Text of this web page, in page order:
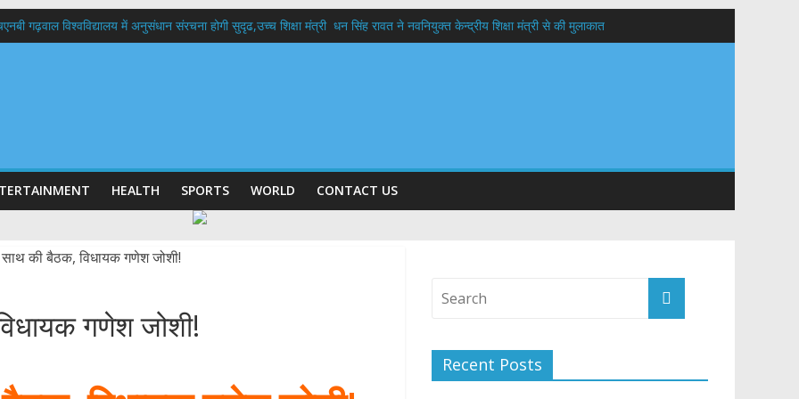
गढ़वाल विश्वविद्यालय में अनुसंधान संरचना होगी सुदृढ,उच्च शिक्षा मंत्री धन सिंह रावत ने नवनियुक्त केन्द्रीय शिक्षा मंत्री से की मुलाकात
दिवस पर मुख्यमंत्री धामी ने उत्कृष्ट बुनकरों और हस्तशिल्प कारीगरों को किया सम्मानित
HEALTH SPORTS WORLD CONTACT US
गणेश जोशी!
Recent Posts